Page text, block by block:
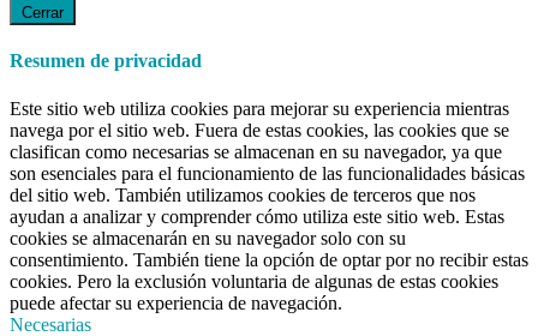
Cerrar
Resumen de privacidad
Este sitio web utiliza cookies para mejorar su experiencia mientras
navega por el sitio web. Fuera de estas cookies, las cookies que se
clasifican como necesarias se almacenan en su navegador, ya que
son esenciales para el funcionamiento de las funcionalidades básicas
del sitio web. También utilizamos cookies de terceros que nos
ayudan a analizar y comprender cómo utiliza este sitio web. Estas
cookies se almacenarán en su navegador solo con su
consentimiento. También tiene la opción de optar por no recibir estas
cookies. Pero la exclusión voluntaria de algunas de estas cookies
puede afectar su experiencia de navegación.
Necesarias